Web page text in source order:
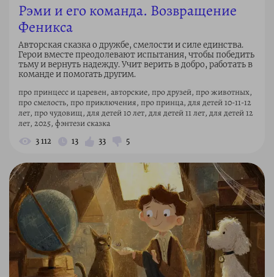
Рэми и его команда. Возвращение
Феникса
Авторская сказка о дружбе, смелости и силе единства.
Герои вместе преодолевают испытания, чтобы победить
тьму и вернуть надежду. Учит верить в добро, работать в
команде и помогать другим.
про принцесс и царевен, авторские, про друзей, про животных,
про смелость, про приключения, про принца, для детей 10-11-12
лет, про чудовищ, для детей 10 лет, для детей 11 лет, для детей 12
лет, 2025, фэнтези сказка
3 112 13 33 5